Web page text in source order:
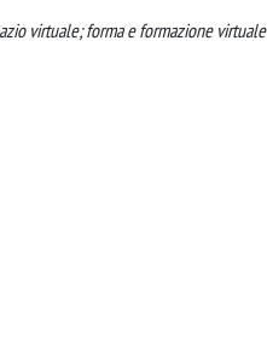
virtuale; forma e formazione virtuale